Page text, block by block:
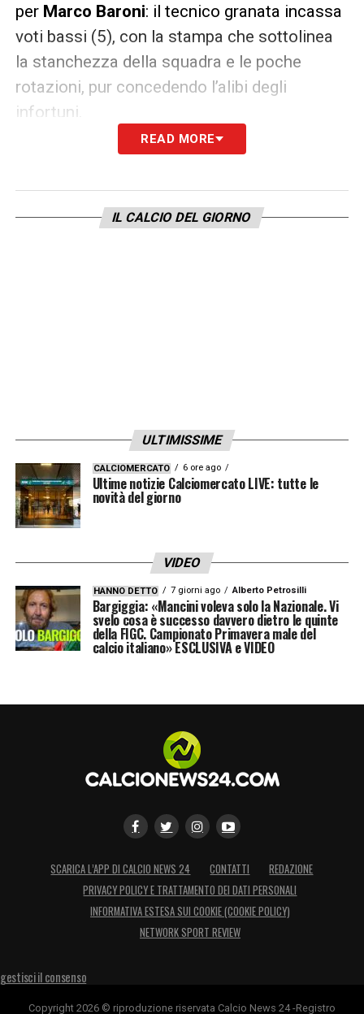
per Marco Baroni: il tecnico granata incassa
voti bassi (5), con la stampa che sottolinea
la stanchezza della squadra e le poche
rotazioni, pur concedendo l’alibi degli
infortuni.
Pagelle Torino Roma 0-2: ecco i TOP-FLOP
LA PLAYLIST DELLE NOSTRE TOP NEWS
READ MORE
IL CALCIO DEL GIORNO
ULTIMISSIME
CALCIOMERCATO 6 ore ago
Ultime notizie Calciomercato LIVE: tutte le
novità del giorno
VIDEO
HANNO DETTO 7 giorni ago Alberto Petrosilli
Bargiggia: «Mancini voleva solo la Nazionale. Vi
svelo cosa è successo davvero dietro le quinte
della FIGC. Campionato Primavera male del
calcio italiano» ESCLUSIVA e VIDEO
SCARICA L’APP DI CALCIO NEWS 24 CONTATTI
REDAZIONE
PRIVACY POLICY E TRATTAMENTO DEI DATI PERSONALI
INFORMATIVA ESTESA SUI COOKIE (COOKIE POLICY)
NETWORK SPORT REVIEW
gestisci il consenso
Copyright 2026 © riproduzione riservata Calcio News 24 -Registro